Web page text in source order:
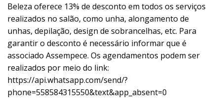
Beleza oferece 13% de desconto em todos os serviços
realizados no salão, como unha, alongamento de
unhas, depilação, design de sobrancelhas, etc. Para
garantir o desconto é necessário informar que é
associado Assempece. Os agendamentos podem ser
realizados por meio do link:
https://api.whatsapp.com/send/?
phone=558584315550&text&app_absent=0